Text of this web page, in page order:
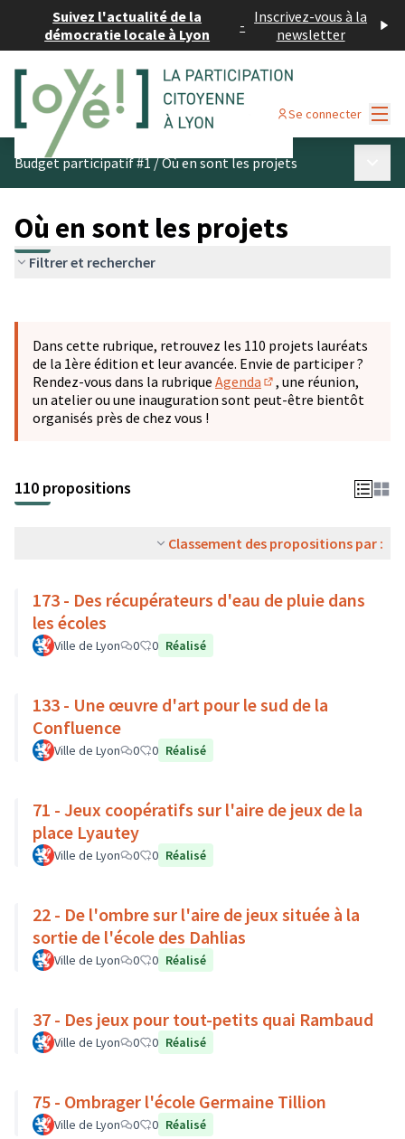
Suivez l'actualité de la
démocratie locale à Lyon
- Inscrivez-vous à la
newsletter
Se connecter
Budget participatif #1/Où en sont les projets
Où en sont les projets
Filtrer et rechercher
−
Dans cette rubrique, retrouvez les 110 projets lauréats
de la 1ère édition et leur avancée. Envie de participer ?
Rendez-vous dans la rubrique Agenda
(S'ouvre dans un
, une réunion,
un atelier ou une inauguration sont peut-être bientôt
organisés près de chez vous !
110 propositions
Classement des propositions par :
173 - Des récupérateurs d'eau de pluie dans
les écoles
Ville de Lyon 0 0 Réalisé
133 - Une œuvre d'art pour le sud de la
Confluence
Ville de Lyon 0 0 Réalisé
71 - Jeux coopératifs sur l'aire de jeux de la
place Lyautey
Ville de Lyon 0 0 Réalisé
22 - De l'ombre sur l'aire de jeux située à la
sortie de l'école des Dahlias
Ville de Lyon 0 0 Réalisé
37 - Des jeux pour tout-petits quai Rambaud
Ville de Lyon 0 0 Réalisé
75 - Ombrager l'école Germaine Tillion
Ville de Lyon 0 0 Réalisé